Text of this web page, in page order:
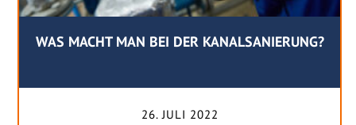
WAS MACHT MAN BEI DER KANALSANIERUNG?
26. JULI 2022